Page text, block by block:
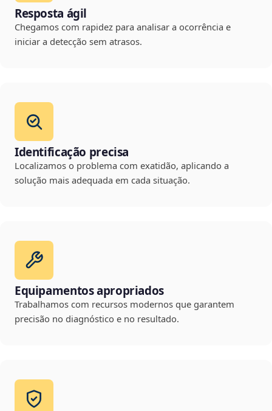
Resposta ágil
Chegamos com rapidez para analisar a ocorrência e
iniciar a detecção sem atrasos.
Identificação precisa
Localizamos o problema com exatidão, aplicando a
solução mais adequada em cada situação.
Equipamentos apropriados
Trabalhamos com recursos modernos que garantem
precisão no diagnóstico e no resultado.